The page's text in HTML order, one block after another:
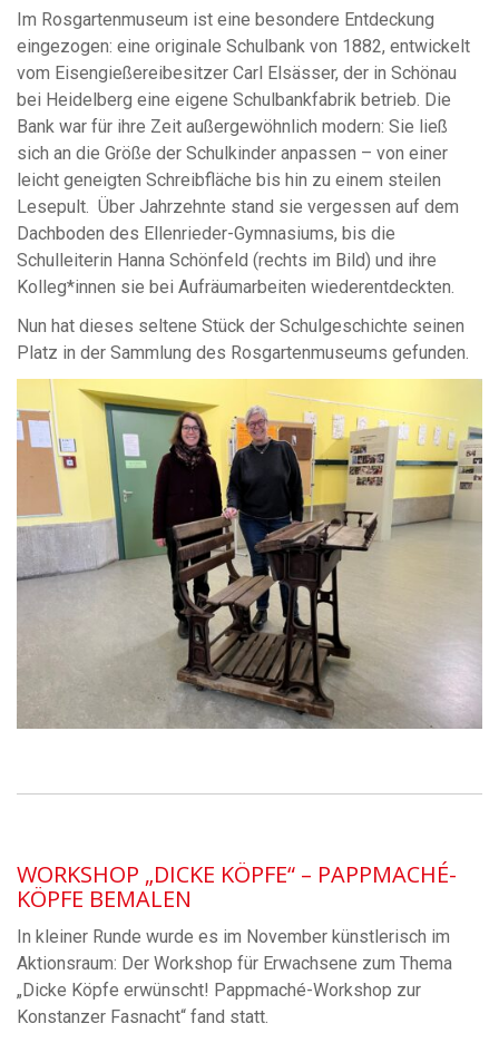
Im Rosgartenmuseum ist eine besondere Entdeckung
eingezogen: eine originale Schulbank von 1882, entwickelt
vom Eisengießereibesitzer Carl Elsässer, der in Schönau
bei Heidelberg eine eigene Schulbankfabrik betrieb. Die
Bank war für ihre Zeit außergewöhnlich modern: Sie ließ
sich an die Größe der Schulkinder anpassen – von einer
leicht geneigten Schreibfläche bis hin zu einem steilen
Lesepult. Über Jahrzehnte stand sie vergessen auf dem
Dachboden des Ellenrieder-Gymnasiums, bis die
Schulleiterin Hanna Schönfeld (rechts im Bild) und ihre
Kolleg*innen sie bei Aufräumarbeiten wiederentdeckten.
Nun hat dieses seltene Stück der Schulgeschichte seinen
Platz in der Sammlung des Rosgartenmuseums gefunden.
WORKSHOP „DICKE KÖPFE“ – PAPPMACHÉ-
KÖPFE BEMALEN
In kleiner Runde wurde es im November künstlerisch im
Aktionsraum: Der Workshop für Erwachsene zum Thema
„Dicke Köpfe erwünscht! Pappmaché-Workshop zur
Konstanzer Fasnacht“ fand statt.